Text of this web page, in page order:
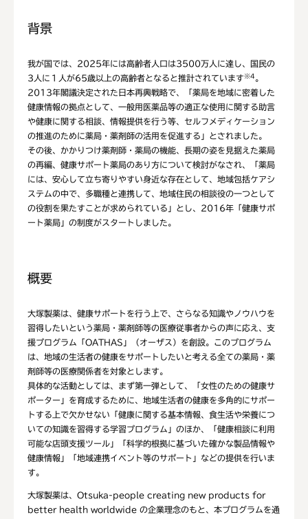
背景
我が国では、2025年には高齢者人口は3500万人に達し、国民の
3人に１人が65歳以上の高齢者となると推計されています ※4 。
2013年閣議決定された日本再興戦略で、「薬局を地域に密着した
健康情報の拠点として、一般用医薬品等の適正な使用に関する助言
や健康に関する相談、情報提供を行う等、セルフメディケーション
の推進のために薬局・薬剤師の活用を促進する」とされました。
その後、かかりつけ薬剤師・薬局の機能、長期の姿を見据えた薬局
の再編、健康サポート薬局のあり方について検討がなされ、「薬局
には、安心して立ち寄りやすい身近な存在として、地域包括ケアシ
ステムの中で、多職種と連携して、地域住民の相談役の一つとして
の役割を果たすことが求められている」とし、2016年「健康サポ
ート薬局」の制度がスタートしました。
概要
大塚製薬は、健康サポートを行う上で、さらなる知識やノウハウを
習得したいという薬局・薬剤師等の医療従事者からの声に応え、支
援プログラム「OATHAS」（オーザス）を創設。このプログラム
は、地域の生活者の健康をサポートしたいと考える全ての薬局・薬
剤師等の医療関係者を対象とします。
具体的な活動としては、まず第一弾として、「女性のための健康サ
ポーター」を育成するために、地域生活者の健康を多角的にサポー
トする上で欠かせない「健康に関する基本情報、食生活や栄養につ
いての知識を習得する学習プログラム」のほか、「健康相談に利用
可能な店頭支援ツール」「科学的根拠に基づいた確かな製品情報や
健康情報」「地域連携イベント等のサポート」などの提供を行いま
す。
大塚製薬は、Otsuka-people creating new products for
better health worldwide の企業理念のもと、本プログラムを通